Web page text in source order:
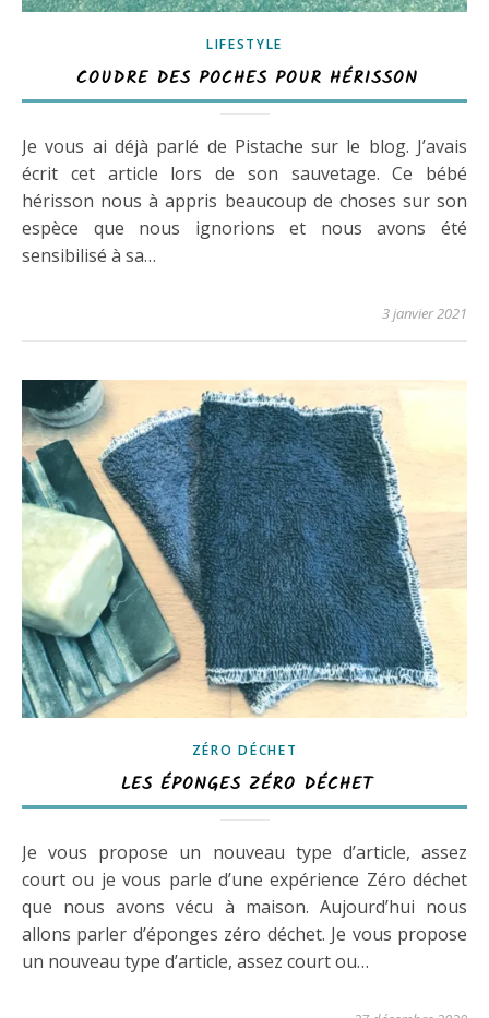
LIFESTYLE
COUDRE DES POCHES POUR HÉRISSON
Je vous ai déjà parlé de Pistache sur le blog. J’avais
écrit cet article lors de son sauvetage. Ce bébé
hérisson nous à appris beaucoup de choses sur son
espèce que nous ignorions et nous avons été
sensibilisé à sa…
3 janvier 2021
ZÉRO DÉCHET
LES ÉPONGES ZÉRO DÉCHET
Je vous propose un nouveau type d’article, assez
court ou je vous parle d’une expérience Zéro déchet
que nous avons vécu à maison. Aujourd’hui nous
allons parler d’éponges zéro déchet. Je vous propose
un nouveau type d’article, assez court ou…